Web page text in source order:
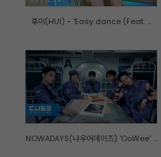
후이(HUI) - 'Easy dance (Feat. ...
NOWADAYS(나우어데이즈) 'OoWee' ...